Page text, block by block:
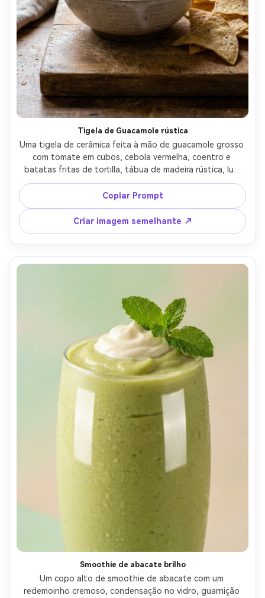
Tigela de Guacamole rústica
Uma tigela de cerâmica feita à mão de guacamole grosso
com tomate em cubos, cebola vermelha, coentro e
batatas fritas de tortilla, tábua de madeira rústica, luz
diurna suave e difusa, vapor sutil e frescor, textura de
comida fotorealista, disparada em Canon R5 com lente de
85mm, profundidade de campo rasa, humor de cozinha
aconchegante-AR 4:5
Copiar Prompt
Criar imagem semelhante ↗
Smoothie de abacate brilho
Um copo alto de smoothie de abacate com um
redemoinho cremoso, condensação no vidro, guarnição